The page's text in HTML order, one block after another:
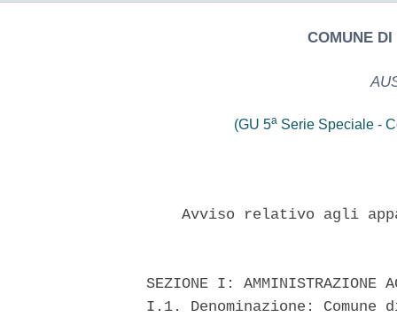
COMUNE DI
(GU 5aSerie Speciale -
Avviso relativo agli
SEZIONE I: AMMINISTRAZIONE
I.1. Denominazione: Comune